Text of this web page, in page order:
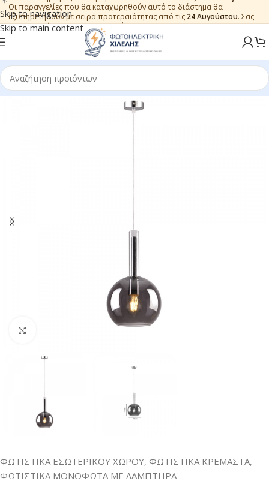
Skip to navigation
Skip to main content
Οι παραγγελίες που θα καταχωρηθούν αυτό το διάστημα θα
εξυπηρετηθούν με σειρά προτεραιότητας από τις 24 Αυγούστου. Σας
ευχαριστούμε για την εμπιστοσύνη.
ΦΩΤΙΣΤΙΚΑ ΕΣΩΤΕΡΙΚΟΥ ΧΩΡΟΥ, ΦΩΤΙΣΤΙΚΑ ΚΡΕΜΑΣΤΑ,
ΦΩΤΙΣΤΙΚΑ ΜΟΝΟΦΩΤΑ ΜΕ ΛΑΜΠΤΗΡΑ